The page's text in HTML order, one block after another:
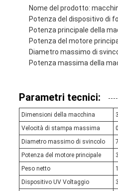
Nome del prodotto:
Potenza del dispositivo di
Potenza principale della
Potenza del motore
Diametro massimo di
Potenza massima della
Parametri tecnici:
Dimensioni della macchina
Velocità di stampa massima
Diametro massimo di svincolo
Potenza del motore principale
Peso netto
Dispositivo UV Voltaggio